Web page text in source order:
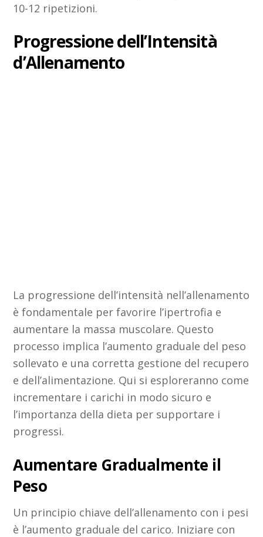
10-12 ripetizioni.
Progressione dell’Intensità
d’Allenamento
La progressione dell’intensità nell’allenamento
è fondamentale per favorire l’ipertrofia e
aumentare la massa muscolare. Questo
processo implica l’aumento graduale del peso
sollevato e una corretta gestione del recupero
e dell’alimentazione. Qui si esploreranno come
incrementare i carichi in modo sicuro e
l’importanza della dieta per supportare i
progressi.
Aumentare Gradualmente il
Peso
Un principio chiave dell’allenamento con i pesi
è l’aumento graduale del carico. Iniziare con